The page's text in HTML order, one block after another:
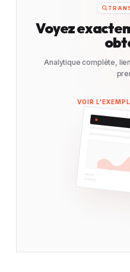
Voyez
Analytique complète,
VOIR